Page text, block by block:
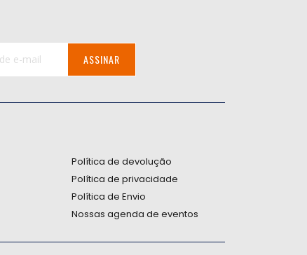
ASSINAR
Política de devolução
Política de privacidade
Política de Envio
Nossas agenda de eventos